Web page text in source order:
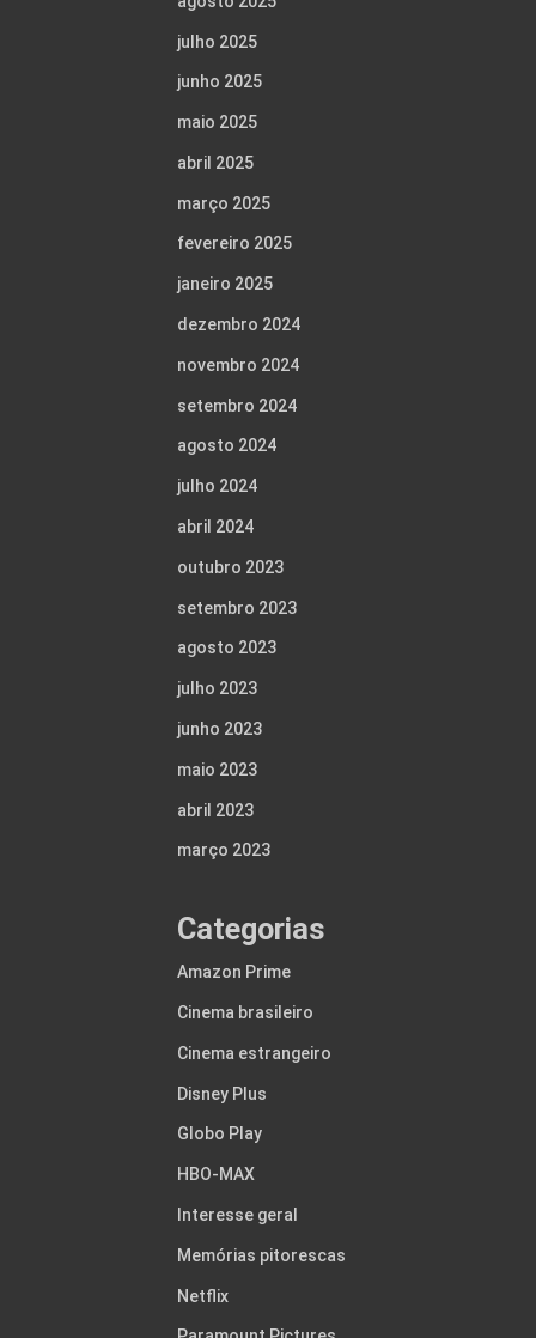
julho 2025
junho 2025
maio 2025
abril 2025
março 2025
fevereiro 2025
janeiro 2025
dezembro 2024
novembro 2024
setembro 2024
agosto 2024
julho 2024
abril 2024
outubro 2023
setembro 2023
agosto 2023
julho 2023
junho 2023
maio 2023
abril 2023
março 2023
Categorias
Amazon Prime
Cinema brasileiro
Cinema estrangeiro
Disney Plus
Globo Play
HBO-MAX
Interesse geral
Memórias pitorescas
Netflix